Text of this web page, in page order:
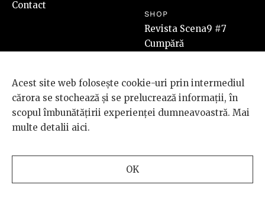
Contact
SHOP
Revista Scena9 #7
Cumpără
PLUS
Video
Audio
Foto
Acest site web folosește cookie-uri prin intermediul
cărora se stochează și se prelucrează informații, în
scopul îmbunătățirii experienței dumneavoastră. Mai
multe detalii aici.
OK